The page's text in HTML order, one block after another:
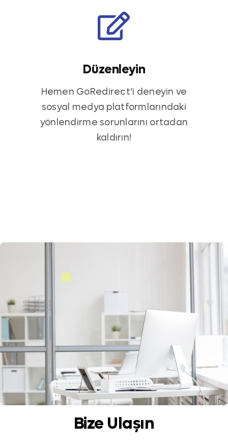
Düzenleyin
Hemen GoRedirect’i deneyin ve
sosyal medya platformlarındaki
yönlendirme sorunlarını ortadan
kaldırın!
Bize Ulaşın